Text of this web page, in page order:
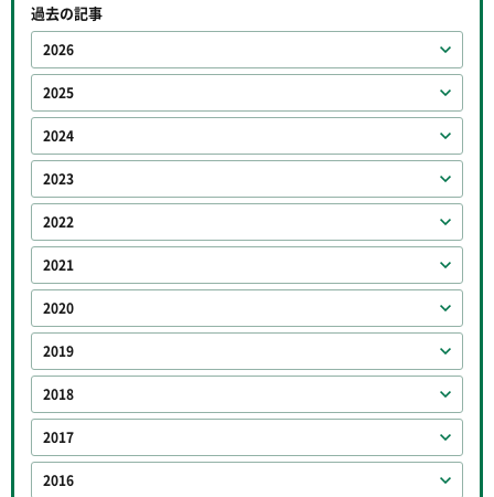
過去の記事
2026
2025
2024
2023
2022
2021
2020
2019
2018
2017
2016